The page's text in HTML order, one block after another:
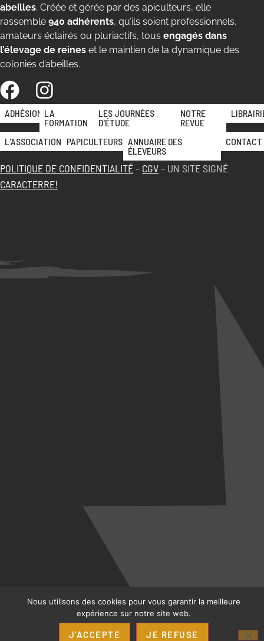
abeilles. Créée et gérée par des apiculteurs, elle
rassemble 940 adhérents, qu’ils soient professionnels,
amateurs éclairés ou pluriactifs, tous engagés dans
l’élevage de reines et le maintien de la dynamique des
colonies d’abeilles.
ADHÉSION LA
FORMATION
LES JOURNÉES
D'ÉTUDE
NOTRE
REVUE
L'ASSOCIATION PAPICULTEURS ANNUAIRE DES
ÉLEVEURS
CONTACT
POLITIQUE DE CONFIDENTIALITÉ– CGV– UN SITE SIGNÉ
CARACTERRE!
Nous utilisons des cookies pour vous garantir la meilleure
expérience sur notre site web.
J'ACCEPTE JE REFUSE